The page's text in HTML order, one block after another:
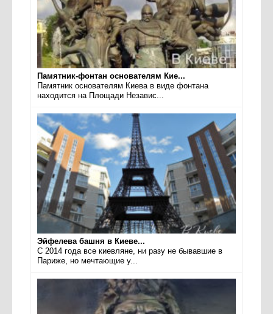
Памятник-фонтан основателям Кие...
Памятник основателям Киева в виде фонтана
находится на Площади Независ...
Эйфелева башня в Киеве...
С 2014 года все киевляне, ни разу не бывавшие в
Париже, но мечтающие у...